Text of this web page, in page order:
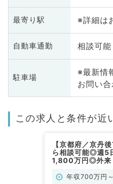
最寄り駅 ※詳細は
自動車通勤 相談可能
駐車場
※最新情
お問い
この求人と条件が近
【京都府／京丹
ら相談可能◎週5
1,800万円◎外来
化器内科／常勤）
年収700万円～